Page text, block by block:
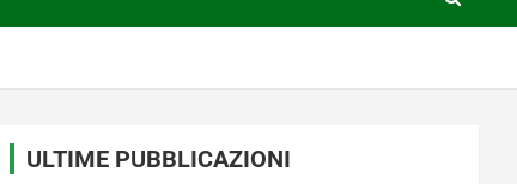
ULTIME PUBBLICAZIONI